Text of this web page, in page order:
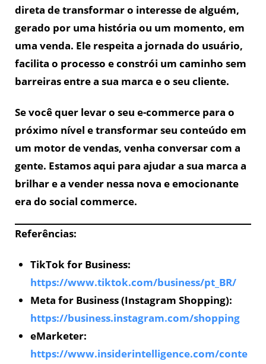
direta de transformar o interesse de alguém,
gerado por uma história ou um momento, em
uma venda. Ele respeita a jornada do usuário,
facilita o processo e constrói um caminho sem
barreiras entre a sua marca e o seu cliente.
Se você quer levar o seu e-commerce para o
próximo nível e transformar seu conteúdo em
um motor de vendas, venha conversar com a
gente. Estamos aqui para ajudar a sua marca a
brilhar e a vender nessa nova e emocionante
era do social commerce.
Referências:
TikTok for Business:
https://www.tiktok.com/business/pt_BR/
Meta for Business (Instagram Shopping):
https://business.instagram.com/shopping
eMarketer:
https://www.insiderintelligence.com/conte